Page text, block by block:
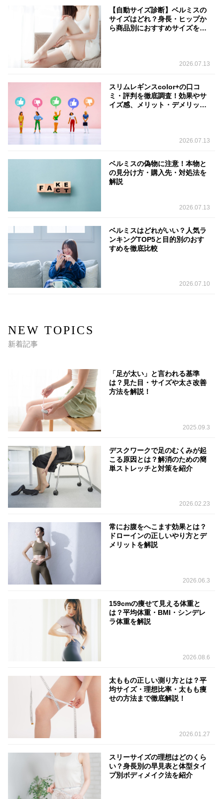
【自動サイズ診断】ベルミスの
サイズはどれ？身長・ヒップか
ら商品別におすすめサイズを判
2026.07.13
スリムレギンスcolor+の口コ
ミ・評判を徹底調査！効果やサ
イズ感、メリット・デメリット
2026.07.13
ベルミスの偽物に注意！本物と
の見分け方・購入先・対処法を
解説
2026.07.13
ベルミスはどれがいい？人気ラ
ンキングTOP5と目的別のおす
すめを徹底比較
2026.07.10
NEW TOPICS
新着記事
「足が太い」と言われる基準
は？見た目・サイズや太さ改善
方法を解説！
2025.09.3
デスクワークで足のむくみが起
こる原因とは？解消のための簡
単ストレッチと対策を紹介
2026.02.23
常にお腹をへこます効果とは？
ドローインの正しいやり方とデ
メリットを解説
2026.06.3
159cmの痩せて見える体重と
は？平均体重・BMI・シンデレ
ラ体重を解説
2026.08.6
太ももの正しい測り方とは？平
均サイズ・理想比率・太もも痩
せの方法まで徹底解説！
2026.01.27
スリーサイズの理想はどのくら
い？身長別の早見表と体型タイ
プ別ボディメイク法を紹介